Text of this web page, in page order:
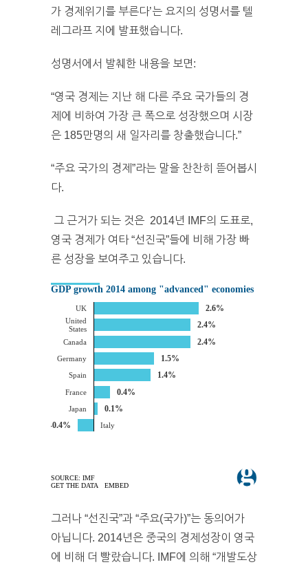
가 경제위기를 부른다’는 요지의 성명서를 텔
레그라프 지에 발표했습니다.
성명서에서 발췌한 내용을 보면:
“영국 경제는 지난 해 다른 주요 국가들의 경
제에 비하여 가장 큰 폭으로 성장했으며 시장
은 185만명의 새 일자리를 창출했습니다.”
“주요 국가의 경제”라는 말을 찬찬히 뜯어봅시
다.
그 근거가 되는 것은 2014년 IMF의 도표로,
영국 경제가 여타 “선진국”들에 비해 가장 빠
른 성장을 보여주고 있습니다.
그러나 “선진국”과 “주요(국가)”는 동의어가
아닙니다. 2014년은 중국의 경제성장이 영국
에 비해 더 빨랐습니다. IMF에 의해 “개발도상